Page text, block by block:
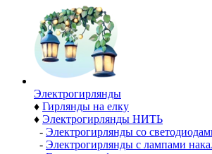
Электро­гирлянды
♦ Гирлянды на елку
♦ Электрогирлянды НИТЬ
- Электрогирлянды со
- Электрогирлянды с лампами